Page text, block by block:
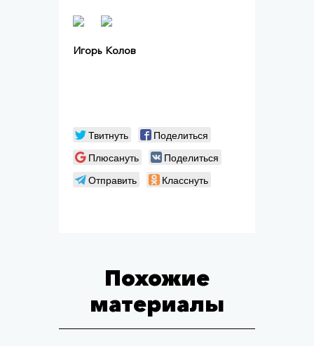
Игорь Колов
Твитнуть
Поделиться
Плюсануть
Поделиться
Отправить
Класснуть
Похожие
материалы